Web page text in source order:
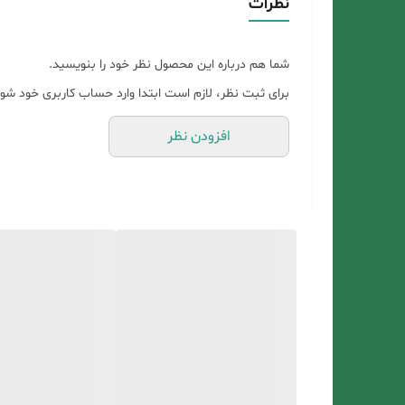
شما هم درباره این محصول نظر خود را بنویسید.
برای ثبت نظر، لازم است ابتدا وارد حساب کاربری خود
افزودن نظر